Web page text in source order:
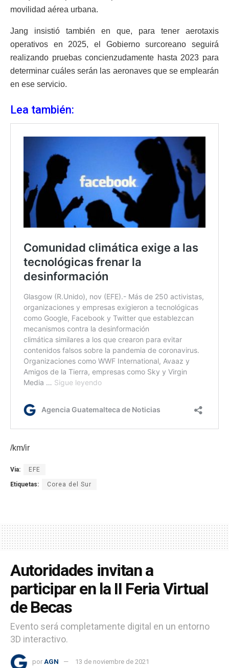
movilidad aérea urbana.
Jang insistió también en que, para tener aerotaxis
operativos en 2025, el Gobierno surcoreano seguirá
realizando pruebas concienzudamente hasta 2023 para
determinar cuáles serán las aeronaves que se emplearán
en ese servicio.
Lea también:
/km/ir
Via: EFE
Etiquetas: Corea del Sur
Autoridades invitan a
participar en la II Feria Virtual
de Becas
Evento será completamente digital en un entorno
3D interactivo.
por AGN 13 de noviembre de 2021